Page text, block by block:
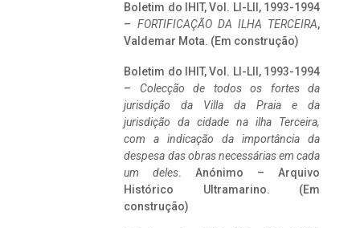
Boletim do IHIT, Vol. LI-LII, 1993-1994
– FORTIFICAÇÃO DA ILHA TERCEIRA,
Valdemar Mota. (Em construção)
Boletim do IHIT, Vol. LI-LII, 1993-1994
– Colecção de todos os fortes da
jurisdição da Villa da Praia e da
jurisdição da cidade na ilha Terceira,
com a indicação da importância da
despesa das obras necessárias em cada
um deles. Anónimo – Arquivo
Histórico Ultramarino. (Em
construção)